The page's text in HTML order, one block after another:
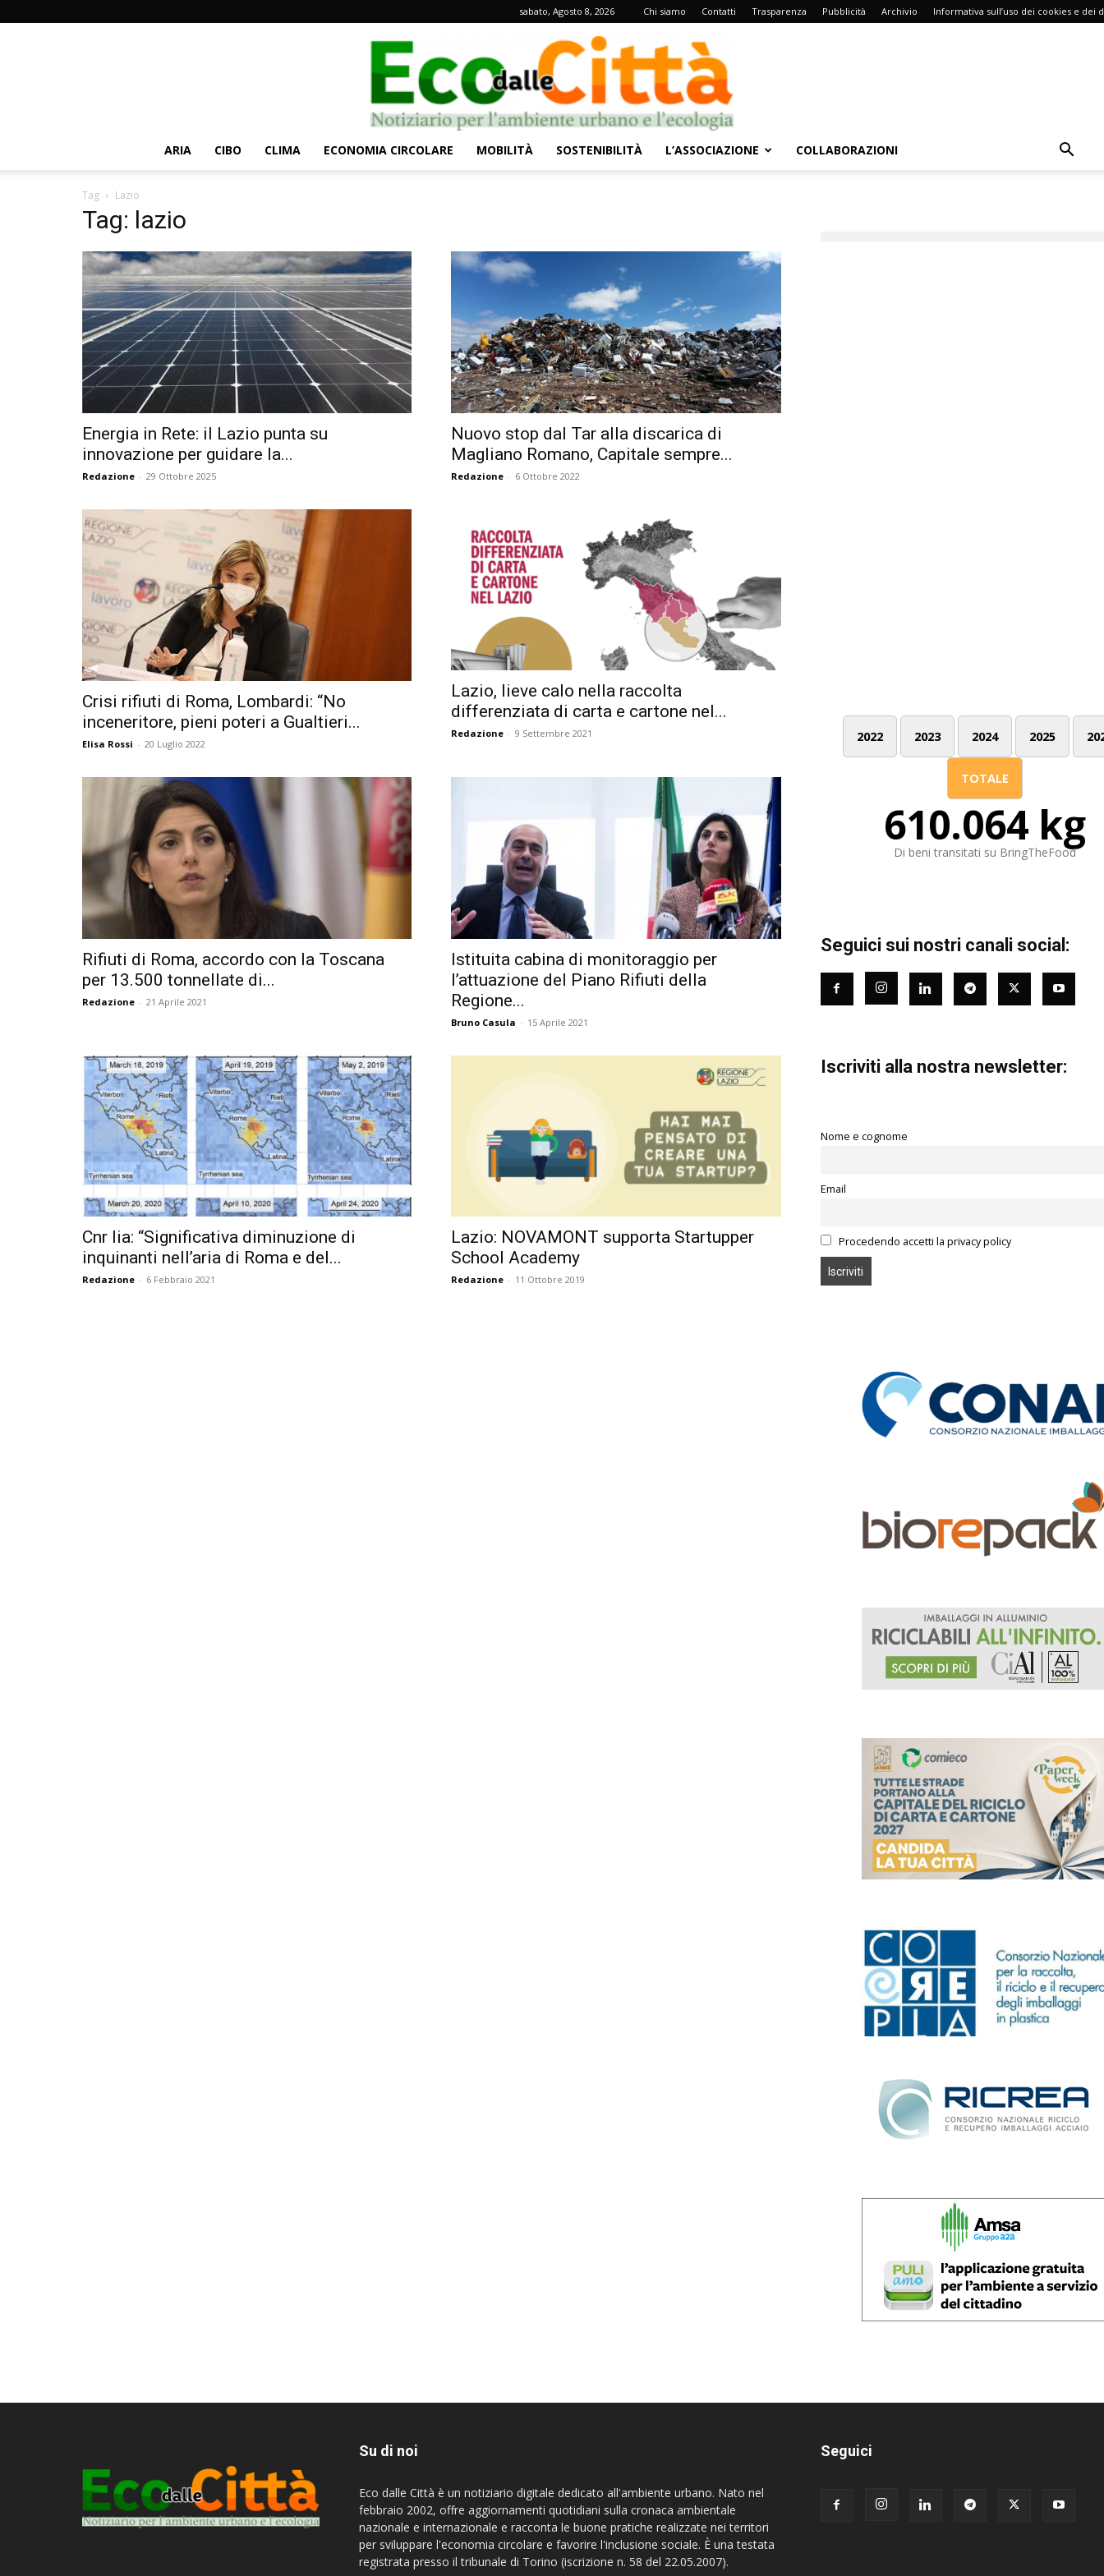
sabato, Agosto 8, 2026 Chi siamo Contatti Trasparenza Pubblicità Archivio Informativa sull’uso dei cookies e dei
Città
ARIA CIBO CLIMA ECONOMIA CIRCOLARE MOBILITÀ SOSTENIBILITÀ L’ASSOCIAZIONE COLLABORAZIONI
Tag Lazio
Tag: lazio
Energia in Rete: il Lazio punta su
innovazione per guidare la...
Redazione - 29 Ottobre 2025
Nuovo stop dal Tar alla discarica di
Magliano Romano, Capitale sempre...
Redazione - 6 Ottobre 2022
Crisi rifiuti di Roma, Lombardi: “No
inceneritore, pieni poteri a Gualtieri...
Elisa Rossi - 20 Luglio 2022
Lazio, lieve calo nella raccolta
differenziata di carta e cartone nel...
Redazione - 9 Settembre 2021
Rifiuti di Roma, accordo con la Toscana
per 13.500 tonnellate di...
Redazione - 21 Aprile 2021
Istituita cabina di monitoraggio per
l’attuazione del Piano Rifiuti della
Regione...
Bruno Casula - 15 Aprile 2021
Cnr Iia: “Significativa diminuzione di
inquinanti nell’aria di Roma e del...
Redazione - 6 Febbraio 2021
Lazio: NOVAMONT supporta Startupper
School Academy
Redazione - 11 Ottobre 2019
2022 2023 2024 2025
TOTALE
610.064 kg
Di beni transitati su BringTheFood
Seguici sui nostri canali social:
Iscriviti alla nostra newsletter:
Nome e cognome
Email
Procedendo accetti la privacy policy
Su di noi
Eco dalle Città è un notiziario digitale dedicato all'ambiente urbano. Nato nel
febbraio 2002, offre aggiornamenti quotidiani sulla cronaca ambientale
nazionale e internazionale e racconta le buone pratiche realizzate nei territori
per sviluppare l'economia circolare e favorire l'inclusione sociale. È una testata
registrata presso il tribunale di Torino (iscrizione n. 58 del 22.05.2007).
Seguici